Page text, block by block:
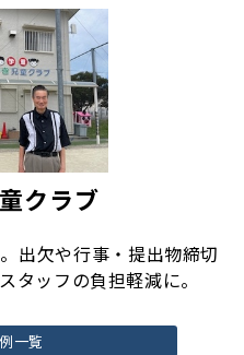
クラブ
出欠や行事・提出物締切
タッフの負担軽減に。
一覧